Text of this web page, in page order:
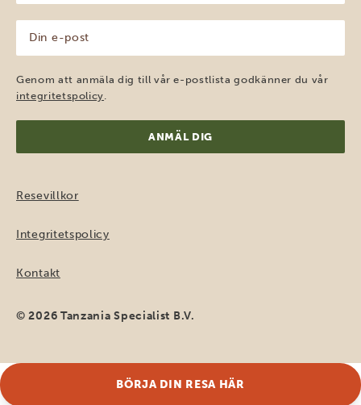
(Obligatoriskt)
post
(Obligatoriskt)
Genom att anmäla dig till vår e-postlista godkänner du vår
integritetspolicy.
Resevillkor
Integritetspolicy
Kontakt
© 2026 Tanzania Specialist B.V.
BÖRJA DIN RESA HÄR